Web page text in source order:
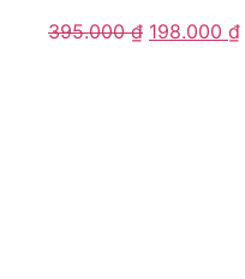
395.000₫ 198.000 ₫